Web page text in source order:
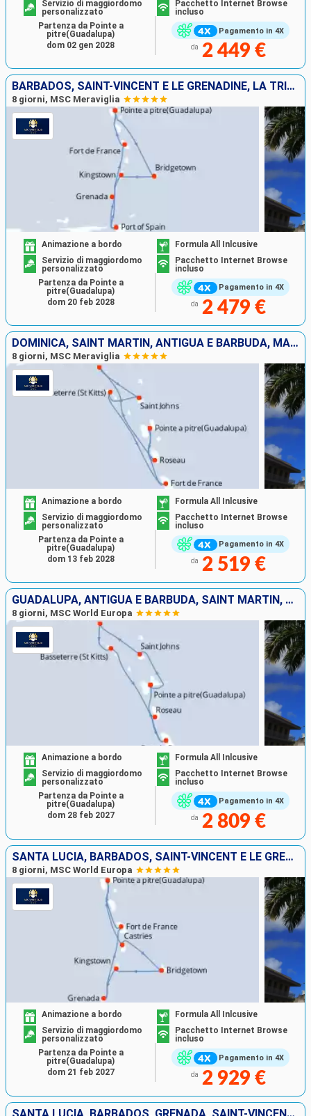
Pagamento in 4X
Servizio di maggiordomo
personalizzato
Pacchetto Internet Browse
incluso
da 2 449 €
Partenza da Pointe a
pitre(Guadalupa)
dom 02 gen 2028
BARBADOS, SAINT-VINCENT E LE GRENADINE, LA TRINIDAD ETOBAGO, GRENADA, MARTINICA, GUADALUPA
8 giorni, MSC Meraviglia
Pagamento in 4X
Animazione a bordo
Formula All Inlcusive
Servizio di maggiordomo
personalizzato
Pacchetto Internet Browse
incluso
da 2 479 €
Partenza da Pointe a
pitre(Guadalupa)
dom 20 feb 2028
DOMINICA, SAINT MARTIN, ANTIGUA E BARBUDA, MARTINICA, GUADALUPA
8 giorni, MSC Meraviglia
Pagamento in 4X
Animazione a bordo
Formula All Inlcusive
Servizio di maggiordomo
personalizzato
Pacchetto Internet Browse
incluso
da 2 519 €
Partenza da Pointe a
pitre(Guadalupa)
dom 13 feb 2028
GUADALUPA, ANTIGUA E BARBUDA, SAINT MARTIN, DOMINICA, MARTINICA
8 giorni, MSC World Europa
Pagamento in 4X
Animazione a bordo
Formula All Inlcusive
Servizio di maggiordomo
personalizzato
Pacchetto Internet Browse
incluso
da 2 809 €
Partenza da Pointe a
pitre(Guadalupa)
dom 28 feb 2027
SANTA LUCIA, BARBADOS, SAINT-VINCENT E LE GRENADINE, GRENADA, MARTINICA, GUADALUPA
8 giorni, MSC World Europa
Pagamento in 4X
Animazione a bordo
Formula All Inlcusive
Servizio di maggiordomo
personalizzato
Pacchetto Internet Browse
incluso
da 2 929 €
Partenza da Pointe a
pitre(Guadalupa)
dom 21 feb 2027
SANTA LUCIA, BARBADOS, GRENADA, SAINT-VINCENT E LE GRENADINE, MARTINICA, GUADALUPA